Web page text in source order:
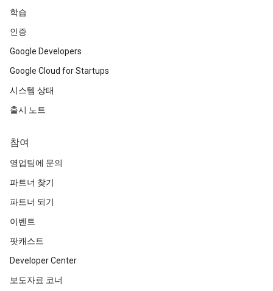
학습
인증
Google Developers
Google Cloud for Startups
시스템 상태
출시 노트
참여
영업팀에 문의
파트너 찾기
파트너 되기
이벤트
팟캐스트
Developer Center
보도자료 코너